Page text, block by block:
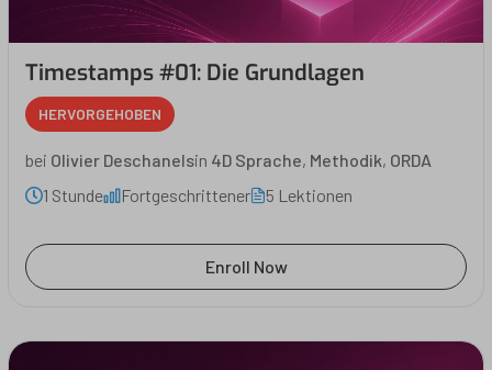
Timestamps #01: Die Grundlagen
HERVORGEHOBEN
bei Olivier Deschanelsin 4D Sprache, Methodik, ORDA
1 Stunde
Fortgeschrittener 5 Lektionen
Enroll Now